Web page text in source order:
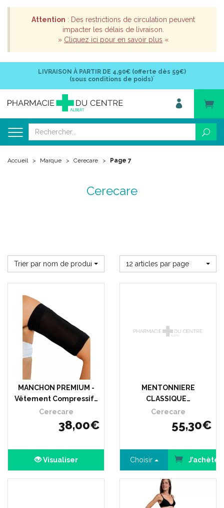
Attention : Des restrictions de circulation peuvent
impacter les délais de livraison.
» Cliquez ici pour en savoir plus «
LIVRAISON À PARTIR DE 4,90€ (offerte dès 59€)
(sous conditions de poids)*
Accueil Marque Cerecare Page 7
Cerecare
Trier par nom de produit 12 articles par page
MANCHON PREMIUM -
Vêtement Compressif…
Cerecare
38,00€
Visualiser
MENTONNIERE
CLASSIQUE…
Cerecare
55,30€
Choisir J’achète